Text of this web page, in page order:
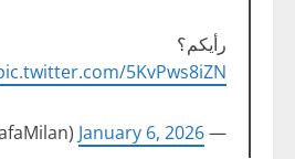
رأيكم؟
5KvPws8iZN
— Mustafa Farhat (@AcMustafaMilan)
January 6, 2026